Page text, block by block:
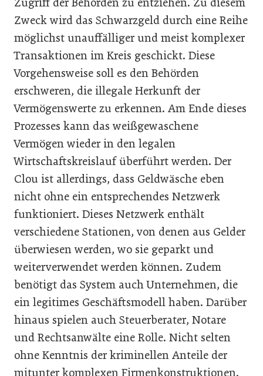
Zweck wird das Schwarzgeld durch eine Reihe
möglichst unauffälliger und meist komplexer
Transaktionen im Kreis geschickt. Diese
Vorgehensweise soll es den Behörden
erschweren, die illegale Herkunft der
Vermögenswerte zu erkennen. Am Ende dieses
Prozesses kann das weißgewaschene
Vermögen wieder in den legalen
Wirtschaftskreislauf überführt werden. Der
Clou ist allerdings, dass Geldwäsche eben
nicht ohne ein entsprechendes Netzwerk
funktioniert. Dieses Netzwerk enthält
verschiedene Stationen, von denen aus Gelder
überwiesen werden, wo sie geparkt und
weiterverwendet werden können. Zudem
benötigt das System auch Unternehmen, die
ein legitimes Geschäftsmodell haben. Darüber
hinaus spielen auch Steuerberater, Notare
und Rechtsanwälte eine Rolle. Nicht selten
ohne Kenntnis der kriminellen Anteile der
mitunter komplexen Firmenkonstruktionen.